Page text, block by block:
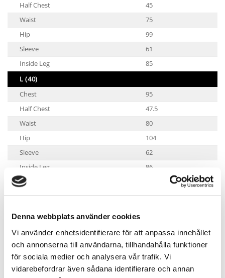
Denna webbplats använder cookies
Vi använder enhetsidentifierare för att anpassa innehållet
och annonserna till användarna, tillhandahålla funktioner
för sociala medier och analysera vår trafik. Vi
vidarebefordrar även sådana identifierare och annan
Half Chest
45
Waist
75
Hip
99
Sleeve
61
Inside Leg
85
L (40)
Chest
95
Half Chest
47.5
Waist
80
Hip
104
Sleeve
62
Inside Leg
86
XL (42)
Chest
100
Half Chest
Hip
109
Sleeve
64
Inside Leg
87